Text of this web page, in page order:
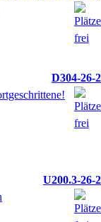
D304-26-2
U200.3-26-2